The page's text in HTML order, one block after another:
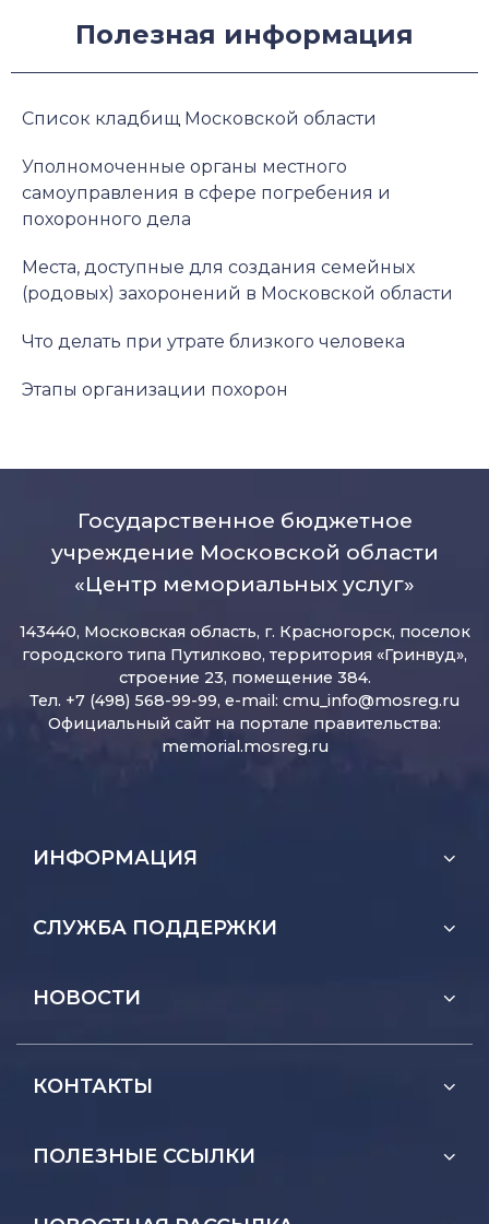
Полезная информация
Список кладбищ Московской области
Уполномоченные органы местного
самоуправления в сфере погребения и
похоронного дела
Места, доступные для создания семейных
(родовых) захоронений в Московской области
Что делать при утрате близкого человека
Этапы организации похорон
Государственное бюджетное
учреждение Московской области
«Центр мемориальных услуг»
143440, Московская область, г. Красногорск, поселок
городского типа Путилково, территория «Гринвуд»,
строение 23, помещение 384.
Тел. +7 (498) 568-99-99, e-mail: cmu_info@mosreg.ru
Официальный сайт на портале правительства:
memorial.mosreg.ru
ИНФОРМАЦИЯ
СЛУЖБА ПОДДЕРЖКИ
НОВОСТИ
КОНТАКТЫ
ПОЛЕЗНЫЕ ССЫЛКИ